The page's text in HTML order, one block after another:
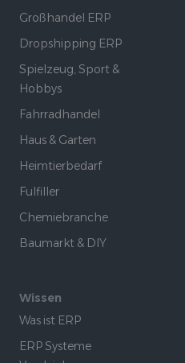
Großhandel ERP
Dropshipping ERP
Spielzeug, Sport &
Hobbys
Fahrradhandel
Haus & Garten
Heimtierbedarf
Fulfiller
Chemiebranche
Baumarkt & DIY
Wissen
Was ist ERP
ERP Systeme